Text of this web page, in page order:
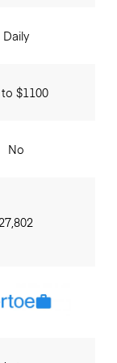
Daily
$1100
No